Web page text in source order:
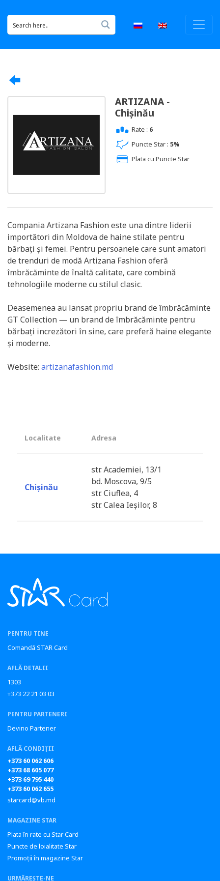
ARTIZANA -
Chișinău
Rate : 6
Puncte Star : 5%
Plata cu Puncte Star
Compania Artizana Fashion este una dintre liderii
importători din Moldova de haine stilate pentru
bărbați și femei. Pentru persoanele care sunt amatori
de trenduri de modă Artizana Fashion oferă
îmbrăcăminte de înaltă calitate, care combină
tehnologiile moderne cu stilul clasic.
Deasemenea au lansat propriu brand de îmbrăcăminte
GT Collection — un brand de îmbrăcăminte pentru
bărbați increzători în sine, care preferă haine elegante
și moderne.
Website: artizanafashion.md
Localitate Adresa
Chișinău
str. Academiei, 13/1
bd. Moscova, 9/5
str. Ciuflea, 4
str. Calea Ieșilor, 8
PENTRU TINE
Comandă STAR Card
AFLĂ DETALII
1303
+373 22 21 03 03
PENTRU PARTENERI
Devino Partener
AFLĂ CONDIȚII
+373 60 062 606
+373 68 605 077
+373 69 795 440
+373 60 062 655
starcard@vb.md
MAGAZINE STAR
Plata în rate cu Star Card
Puncte de loialitate Star
Promoții în magazine Star
URMĂREȘTE-NE